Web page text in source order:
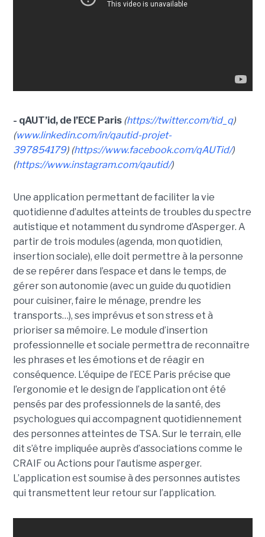
- qAUT’id, de l’ECE Paris (https://twitter.com/tid_q)
(www.linkedin.com/in/qautid-projet-
397854179) (https://www.facebook.com/qAUTid/)
(https://www.instagram.com/qautid/)
Une application permettant de faciliter la vie
quotidienne d’adultes atteints de troubles du spectre
autistique et notamment du syndrome d’Asperger. A
partir de trois modules (agenda, mon quotidien,
insertion sociale), elle doit permettre à la personne
de se repérer dans l’espace et dans le temps, de
gérer son autonomie (avec un guide du quotidien
pour cuisiner, faire le ménage, prendre les
transports…), ses imprévus et son stress et à
prioriser sa mémoire. Le module d’insertion
professionnelle et sociale permettra de reconnaître
les phrases et les émotions et de réagir en
conséquence. L’équipe de l’ECE Paris précise que
l’ergonomie et le design de l’application ont été
pensés par des professionnels de la santé, des
psychologues qui accompagnent quotidiennement
des personnes atteintes de TSA. Sur le terrain, elle
dit s’être impliquée auprès d’associations comme le
CRAIF ou Actions pour l’autisme asperger.
L’application est soumise à des personnes autistes
qui transmettent leur retour sur l’application.